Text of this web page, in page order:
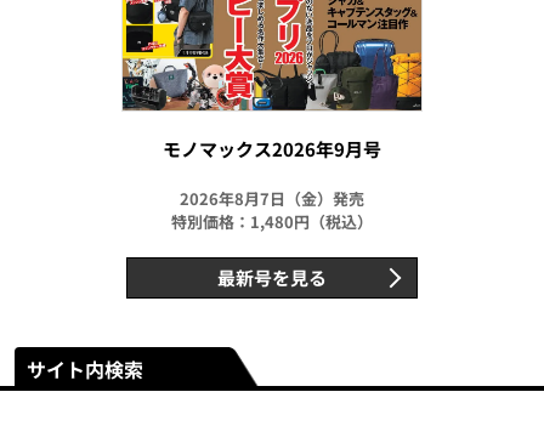
モノマックス2026年9月号
2026年8月7日（金）発売
特別価格：1,480円（税込）
最新号を見る
サイト内検索